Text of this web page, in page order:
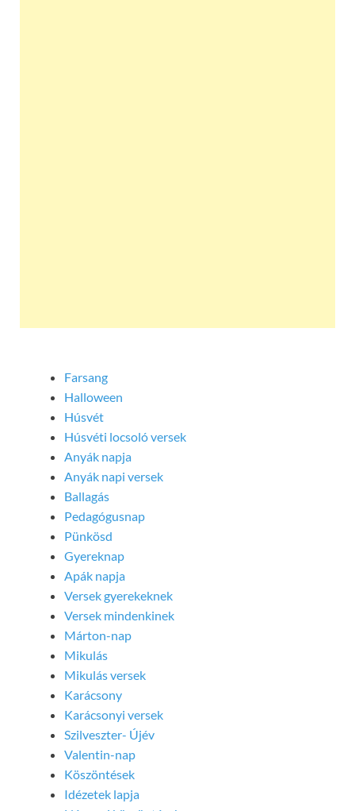
Farsang
Halloween
Húsvét
Húsvéti locsoló versek
Anyák napja
Anyák napi versek
Ballagás
Pedagógusnap
Pünkösd
Gyereknap
Apák napja
Versek gyerekeknek
Versek mindenkinek
Márton-nap
Mikulás
Mikulás versek
Karácsony
Karácsonyi versek
Szilveszter- Újév
Valentin-nap
Köszöntések
Idézetek lapja